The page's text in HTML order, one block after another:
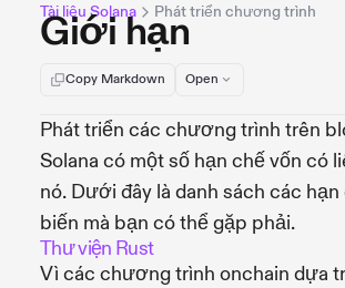
Tài liệu Solana Phát triển chương trình
Giới hạn
Copy Markdown Open
Phát triển các chương trình trên
Solana có một số hạn chế vốn có
nó. Dưới đây là danh sách các
biến mà bạn có thể gặp phải.
Thư viện Rust
Vì các chương trình onchain dựa